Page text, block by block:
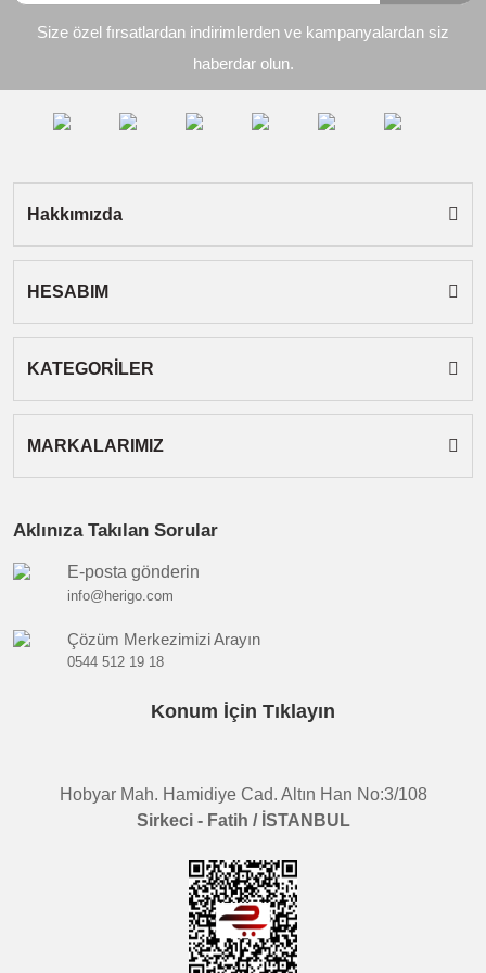
Ürün açıklamasında eksik bilgiler bulunuyor.
Ürün fiyatı diğer sitelerden daha pahalı.
Gönder
Size özel fırsatlardan indirimlerden ve kampanyalardan siz
haberdar olun.
Hakkımızda
HESABIM
KATEGORİLER
MARKALARIMIZ
Aklınıza Takılan Sorular
E-posta gönderin
info@herigo.com
Çözüm Merkezimizi Arayın
0544 512 19 18
Konum İçin Tıklayın
Hobyar Mah. Hamidiye Cad. Altın Han No:3/108
Sirkeci - Fatih / İSTANBUL